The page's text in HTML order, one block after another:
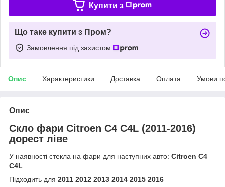
Купити з
Що таке купити з Пром?
Замовлення під захистом
Опис Характеристики Доставка Оплата Умови
Опис
Скло фари Citroen C4 C4L (2011-2016)
дорест ліве
У наявності стекла на фари для наступних авто: Citroen C4
C4L
Підходить для 2011 2012 2013 2014 2015 2016